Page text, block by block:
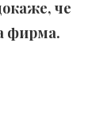
че
фирма.